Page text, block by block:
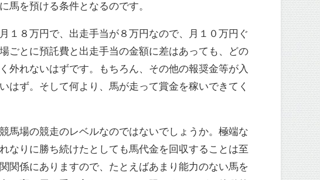
馬を預ける条件となるのです。
１８万円で、出走手当が８万円なので、月１０万円ぐ
ごとに預託費と出走手当の金額に差はあっても、どの
外れないはずです。もちろん、その他の報奨金等が入
はず。そして何より、馬が走って賞金を稼いできてく
馬場の競走のレベルなのではないでしょうか。極端な
なりに勝ち続けたとしても馬代金を回収することは至
関係にありますので、たとえばあまり能力のない馬を